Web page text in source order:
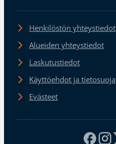
Henkilöstön yhteystiedot
Alueiden yhteystiedot
Laskutustiedot
Käyttöehdot ja tietosuoja
Evästeet